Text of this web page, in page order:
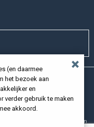
|Privacy policy
bij het samenstellen en
(en daarmee
het bezoek aan
en
verder gebruik te maken
akkoord.